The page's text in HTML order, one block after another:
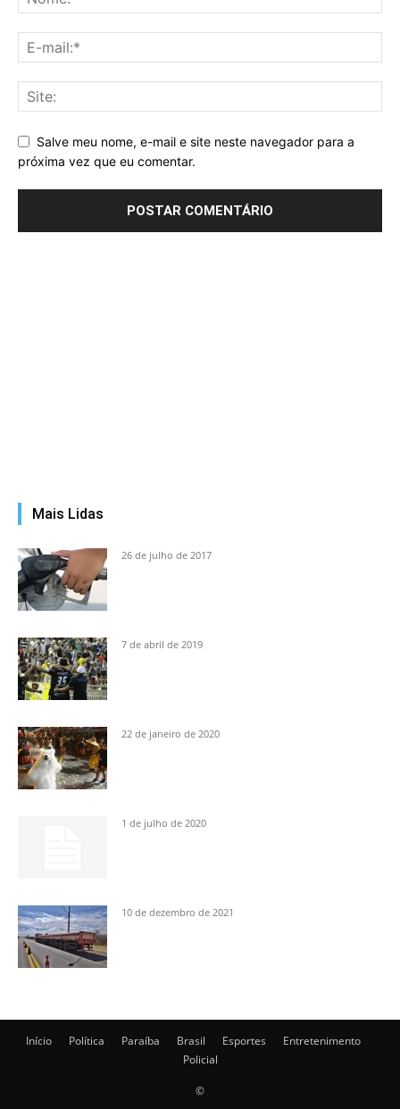
Salve meu nome, e-mail e site neste navegador para a
próxima vez que eu comentar.
Mais Lidas
26 de julho de 2017
7 de abril de 2019
22 de janeiro de 2020
1 de julho de 2020
10 de dezembro de 2021
Início Política Paraíba Brasil Esportes
Entretenimento
Policial
©